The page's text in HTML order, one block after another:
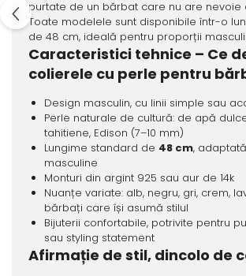
purtate de un bărbat care nu are nevoie
Toate modelele sunt disponibile într-o
de 48 cm, ideală pentru proporții
Caracteristici tehnice – Ce
colierele cu perle pentru
Design masculin, cu linii simple sau
Perle naturale de cultură: de apă
tahitiene, Edison (7–10 mm)
Lungime standard de 48 cm,
masculine
Monturi din argint 925 sau aur de 14k
Nuanțe variate: alb, negru, gri, crem,
bărbați care își asumă stilul
Bijuterii confortabile, potrivite pentru
sau styling statement
Afirmație de stil, dincolo de